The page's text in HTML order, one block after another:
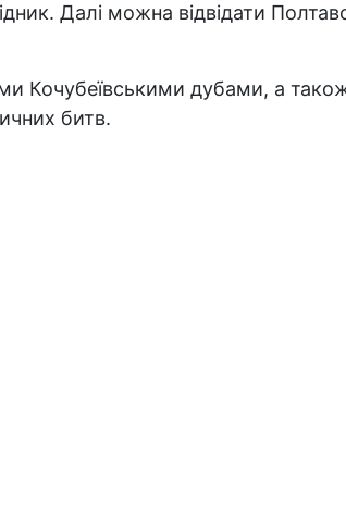
Далі можна відвідати
Кочубеївськими дубами, а
битв.